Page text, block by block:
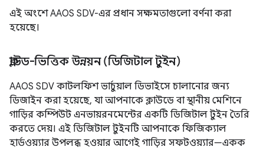
এই অংশে AAOS SDV-এর প্রধান সক্ষমতাগুলো বর্ণনা করা
হয়েছে।
ক্লাউড-ভিত্তিক উন্নয়ন (ডিজিটাল টুইন)
AAOS SDV কাটলফিশ ভার্চুয়াল ডিভাইসে চালানোর জন্য
ডিজাইন করা হয়েছে, যা আপনাকে ক্লাউডে বা স্থানীয় মেশিনে
গাড়ির কম্পিউট এনভায়রনমেন্টের একটি ডিজিটাল টুইন তৈরি
করতে দেয়। এই ডিজিটাল টুইনটি আপনাকে ফিজিক্যাল
হার্ডওয়্যার উপলব্ধ হওয়ার আগেই গাড়ির সফটওয়্যার—একক